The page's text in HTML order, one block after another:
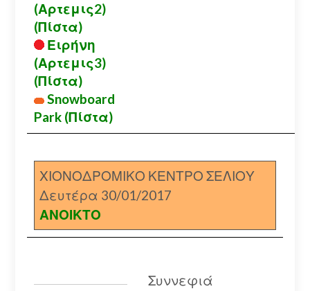
(Αρτεμις2)
(Πίστα)
Ειρήνη
(Αρτεμις3)
(Πίστα)
Snowboard
Park (Πίστα)
ΧΙΟΝΟΔΡΟΜΙΚΟ ΚΕΝΤΡΟ ΣΕΛΙΟΥ
Δευτέρα 30/01/2017
ΑΝΟΙΚΤΟ
Συννεφιά